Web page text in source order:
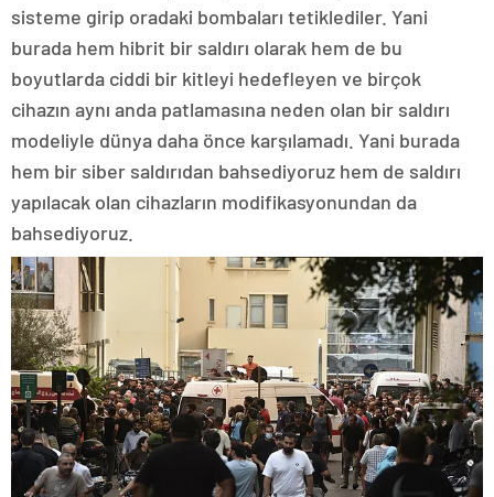
sisteme girip oradaki bombaları tetiklediler. Yani
burada hem hibrit bir saldırı olarak hem de bu
boyutlarda ciddi bir kitleyi hedefleyen ve birçok
cihazın aynı anda patlamasına neden olan bir saldırı
modeliyle dünya daha önce karşılamadı. Yani burada
hem bir siber saldırıdan bahsediyoruz hem de saldırı
yapılacak olan cihazların modifikasyonundan da
bahsediyoruz.